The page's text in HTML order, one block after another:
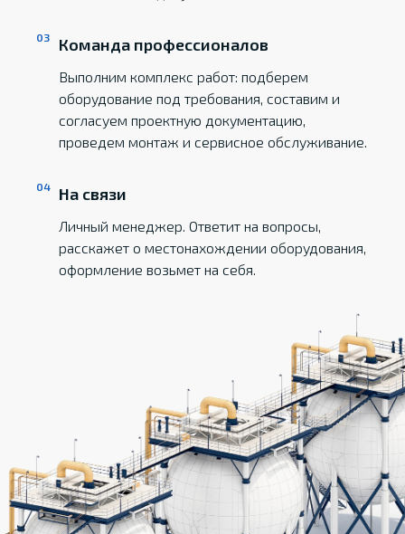
Команда профессионалов
Выполним комплекс работ: подберем
оборудование под требования, составим и
согласуем проектную документацию,
проведем монтаж и сервисное обслуживание.
На связи
Личный менеджер. Ответит на вопросы,
расскажет о местонахождении оборудования,
оформление возьмет на себя.